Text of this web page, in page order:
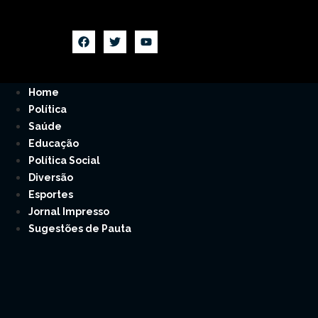
Home
Política
Saúde
Educação
Política Social
Diversão
Esportes
Jornal Impresso
Sugestões de Pauta